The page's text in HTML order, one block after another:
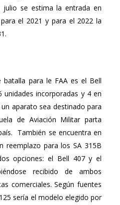
julio se estima la entrada en
el 2021 y para el 2022 la
para le FAA es el Bell
unidades incorporadas y 4 en
aparato sea destinado para
de Aviación Militar parta
También se encuentra en
reemplazo para los SA 315B
opciones: el Bell 407 y el
recibido de ambos
comerciales. Según fuentes
sería el modelo elegido por